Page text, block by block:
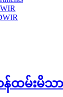
ဝန်ထမ်း